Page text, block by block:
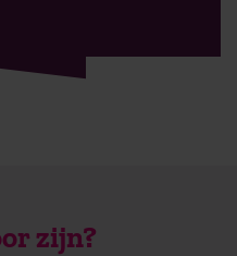
zijn?